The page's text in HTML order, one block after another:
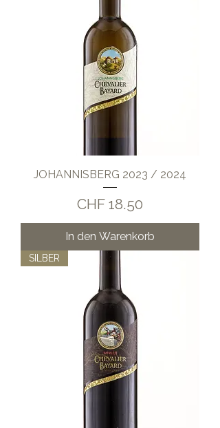
JOHANNISBERG 2023 / 2024
Preis
CHF 18.50
In den Warenkorb
SILBER